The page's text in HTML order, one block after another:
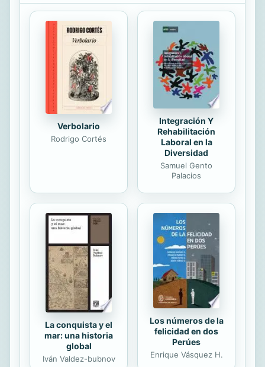
profesional. Con más de 6 millones
de usuarios en la Argentina, LinkedIn
es la red social profesional, por
anotonomasia, que nos permite
impulsar nuestra carrera y generar
negocios. ------ "Sin dudas, esta
obra es la guía definitiva, en habla...
Verbolario
Rodrigo Cortés
Integración Y
Rehabilitación
Laboral en la
Diversidad
Samuel Gento
Palacios
La conquista y el
mar: una historia
global
Iván Valdez-bubnov
Los números de la
felicidad en dos
Perúes
Enrique Vásquez H.